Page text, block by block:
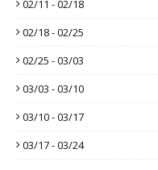
02/11 - 02/18
02/18 - 02/25
02/25 - 03/03
03/03 - 03/10
03/10 - 03/17
03/17 - 03/24